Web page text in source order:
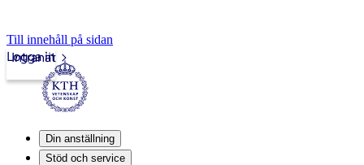
Till innehåll på sidan
Intranät
Logga in
Din anställning
Stöd och service